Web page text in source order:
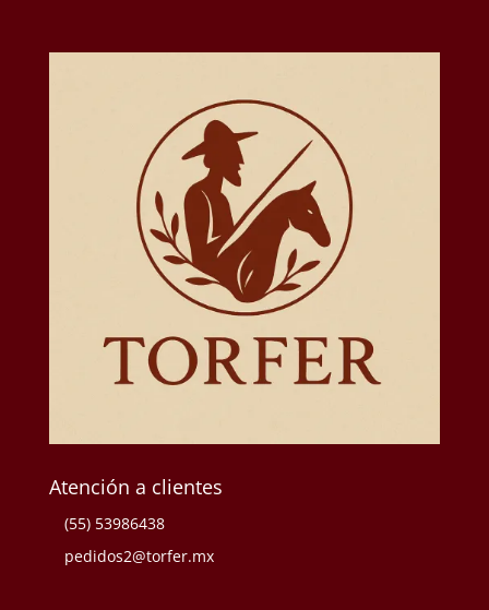
Atención a clientes
(55) 53986438
pedidos2@torfer.mx